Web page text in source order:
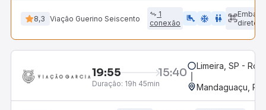
8,3 Viação Guerino Seiscento
1
conexão
airline_seat_legroom_extra ac_unit WC
direto
19:55 15:40
Duração: 19h 45min
Limeira, SP -
Mandaguaçu, PR